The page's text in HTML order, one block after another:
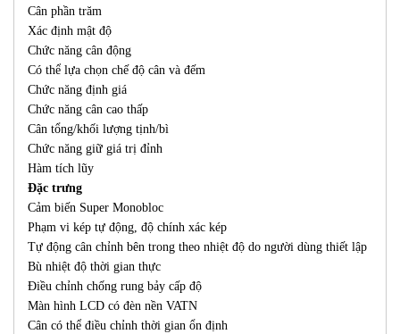
Cân phần trăm
Xác định mật độ
Chức năng cân động
Có thể lựa chọn chế độ cân và đếm
Chức năng định giá
Chức năng cân cao thấp
Cân tổng/khối lượng tịnh/bì
Chức năng giữ giá trị đỉnh
Hàm tích lũy
Đặc trưng
Cảm biến Super Monobloc
Phạm vi kép tự động, độ chính xác kép
Tự động cân chỉnh bên trong theo nhiệt độ do người dùng thiết lập
Bù nhiệt độ thời gian thực
Điều chỉnh chống rung bảy cấp độ
Màn hình LCD có đèn nền VATN
Cân có thể điều chỉnh thời gian ổn định